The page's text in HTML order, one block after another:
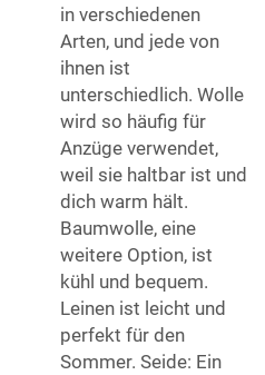
in verschiedenen
Arten, und jede von
ihnen ist
unterschiedlich. Wolle
wird so häufig für
Anzüge verwendet,
weil sie haltbar ist und
dich warm hält.
Baumwolle, eine
weitere Option, ist
kühl und bequem.
Leinen ist leicht und
perfekt für den
Sommer. Seide: Ein